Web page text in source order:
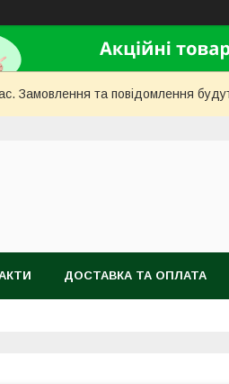
Замовлення та повідомлення
ДОСТАВКА ТА ОПЛАТА